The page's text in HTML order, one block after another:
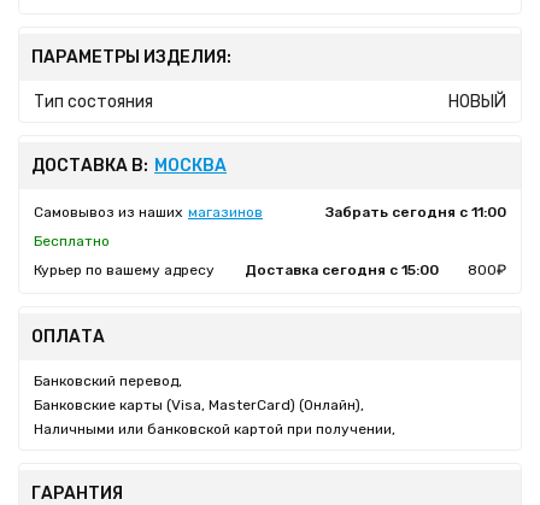
ПАРАМЕТРЫ ИЗДЕЛИЯ:
Тип состояния НОВЫЙ
ДОСТАВКА В: МОСКВА
Самовывоз из наших магазинов
Забрать сегодня с 11:00
Бесплатно
Курьер по вашему адресу
Доставка сегодня с 15:00 800₽
ОПЛАТА
Банковский перевод,
Банковские карты (Visa, MasterCard) (Онлайн),
Наличными или банковской картой при получении,
ГАРАНТИЯ